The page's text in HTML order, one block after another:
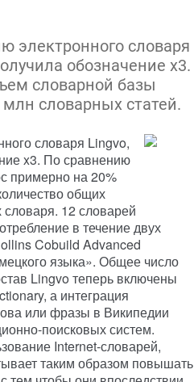
электронного словаря
обозначение x3.
словарной базы
словарных статей.
словаря Lingvo,
x3. По сравнению
примерно на 20%
общих
словаря. 12 словарей
в течение двух
Cobuild Advanced
языка». Общее число
Lingvo теперь включены
а интеграция
или фразы в Википедии
поисковых систем.
Internet-словарей,
таким образом повышать